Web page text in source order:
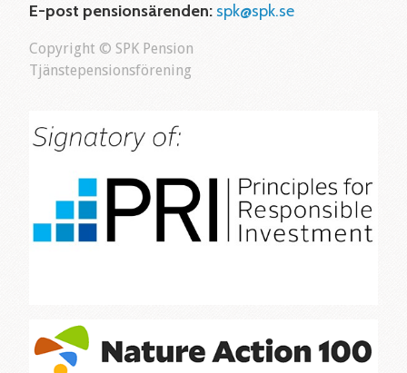
E-post pensionsärenden: spk@spk.se
Copyright © SPK Pension
Tjänstepensionsförening